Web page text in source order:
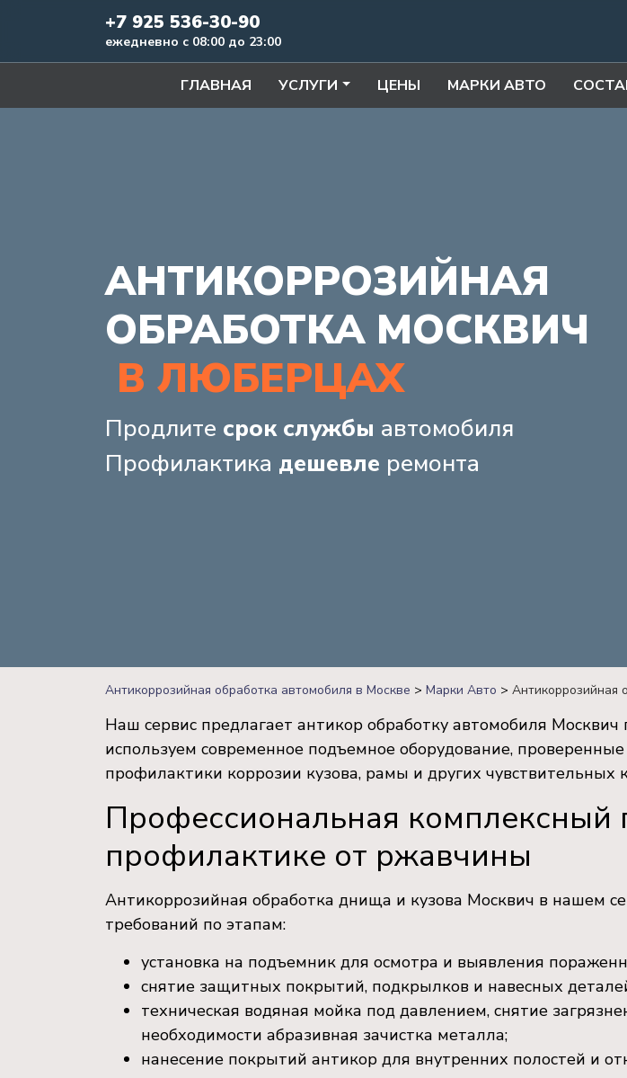
+7 925 536-30-90
ежедневно с 08:00 до 23:00
ГЛАВНАЯ УСЛУГИ ЦЕНЫ МАРКИ АВТО
АНТИКОРРОЗИЙНАЯ
ОБРАБОТКА МОСКВИЧ
В ЛЮБЕРЦАХ
Продлите срок службы автомобиля
Профилактика дешевле ремонта
Антикоррозийная обработка автомобиля в Москве > Марки Авто > Антикоррозийная
Наш сервис предлагает антикор обработку автомобиля
используем современное подъемное оборудование,
профилактики коррозии кузова, рамы и других чувствительных
Профессиональная комплексный
профилактике от ржавчины
Антикоррозийная обработка днища и кузова Москвич в нашем
требований по этапам:
установка на подъемник для осмотра и выявления
снятие защитных покрытий, подкрылков и навесных
техническая водяная мойка под давлением, снятие
необходимости абразивная зачистка металла;
нанесение покрытий антикор для внутренних полостей и